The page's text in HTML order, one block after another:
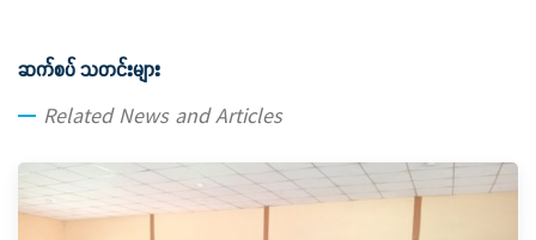
ဆက်စပ် သတင်းများ
Related News and Articles